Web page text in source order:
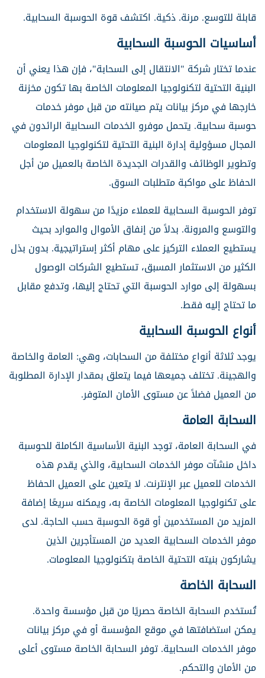
قابلة للتوسع. مرنة. ذكية. اكتشف قوة الحوسبة السحابية.
أساسيات الحوسبة السحابية
عندما تختار شركة "الانتقال إلى السحابة"، فإن هذا يعني أن
البنية التحتية لتكنولوجيا المعلومات الخاصة بها تكون مخزنة
خارجها في مركز بيانات يتم صيانته من قبل موفر خدمات
حوسبة سحابية. يتحمل موفرو الخدمات السحابية الرائدون في
المجال مسؤولية إدارة البنية التحتية لتكنولوجيا المعلومات
وتطوير الوظائف والقدرات الجديدة الخاصة بالعميل من أجل
الحفاظ على مواكبة متطلبات السوق.
توفر الحوسبة السحابية للعملاء مزيدًا من سهولة الاستخدام
والتوسع والمرونة. بدلاً من إنفاق الأموال والموارد بحيث
يستطيع العملاء التركيز على مهام أكثر إستراتيجية. بدون بذل
الكثير من الاستثمار المسبق، تستطيع الشركات الوصول
بسهولة إلى موارد الحوسبة التي تحتاج إليها، وتدفع مقابل
ما تحتاج إليه فقط.
أنواع الحوسبة السحابية
يوجد ثلاثة أنواع مختلفة من السحابات، وهي: العامة والخاصة
والهجينة. تختلف جميعها فيما يتعلق بمقدار الإدارة المطلوبة
من العميل فضلاً عن مستوى الأمان المتوفر.
السحابة العامة
في السحابة العامة، توجد البنية الأساسية الكاملة للحوسبة
داخل منشآت موفر الخدمات السحابية، والذي يقدم هذه
الخدمات للعميل عبر الإنترنت. لا يتعين على العميل الحفاظ
على تكنولوجيا المعلومات الخاصة به، ويمكنه سريعًا إضافة
المزيد من المستخدمين أو قوة الحوسبة حسب الحاجة. لدى
موفر الخدمات السحابية العديد من المستأجرين الذين
يشاركون بنيته التحتية الخاصة بتكنولوجيا المعلومات.
السحابة الخاصة
تُستخدم السحابة الخاصة حصريًا من قبل مؤسسة واحدة.
يمكن استضافتها في موقع المؤسسة أو في مركز بيانات
موفر الخدمات السحابية. توفر السحابة الخاصة مستوى أعلى
من الأمان والتحكم.